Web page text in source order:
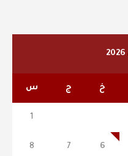
خ ج س
1
6
7
8